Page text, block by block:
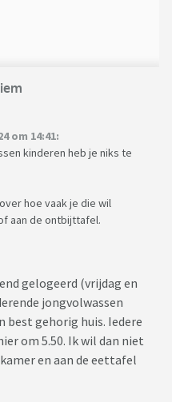
om 14:41:
kinderen heb je niks te
hoe vaak je die wil
aan de ontbijttafel.
gelogeerd (vrijdag en
jongvolwassen
best gehorig huis. Iedere
om 5.50. Ik wil dan niet
en aan de eettafel